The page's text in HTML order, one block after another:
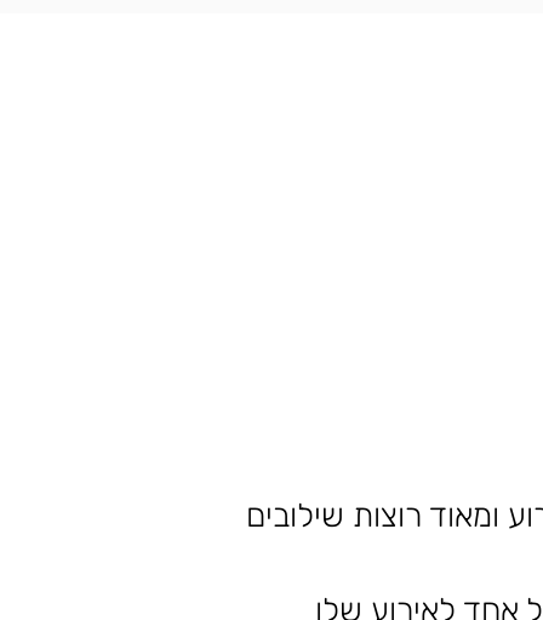
ומאוד רוצות שילובים
אחד לאירוע שלו